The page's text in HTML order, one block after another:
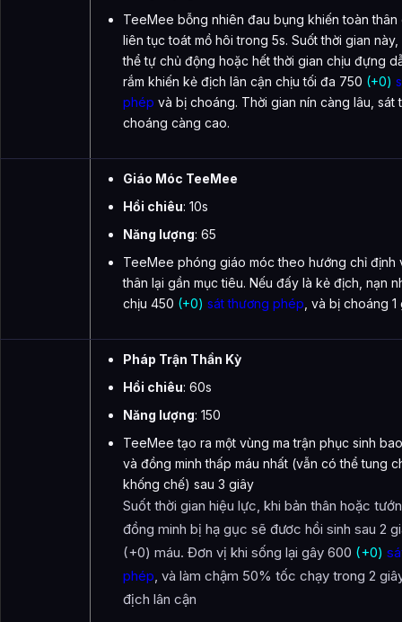
TeeMee bỗng nhiên đau bụng khiến toàn thân
liên tục toát mồ hôi trong 5s. Suốt thời gian
thể tự chủ động hoặc hết thời gian chịu đựng
rắm khiến kẻ địch lân cận chịu tối đa 750 (+0)
phép và bị choáng. Thời gian nín càng lâu, sát
choáng càng cao.
Giáo Móc TeeMee
Hồi chiêu: 10s
Năng lượng: 65
TeeMee phóng giáo móc theo hướng chỉ định
thân lại gần mục tiêu. Nếu đấy là kẻ địch, nạn
chịu 450 (+0) sát thương phép , và bị choáng 1
Pháp Trận Thần Kỳ
Hồi chiêu: 60s
Năng lượng: 150
TeeMee tạo ra một vùng ma trận phục sinh
và đồng minh thấp máu nhất (vẫn có thể tung
khống chế) sau 3 giây
Suốt thời gian hiệu lực, khi bản thân hoặc
đồng minh bị hạ gục sẽ đươc hồi sinh sau 2
(+0) máu. Đơn vị khi sống lại gây 600 (+0)
phép, và làm chậm 50% tốc chạy trong 2
địch lân cận